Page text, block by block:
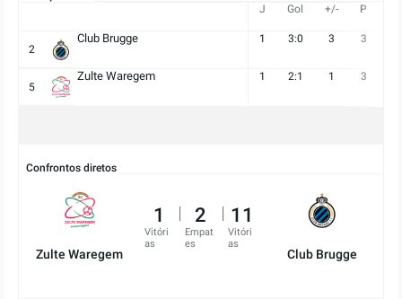
J
Gol +/- P
2
Club Brugge 1 3:0 3 3
5
Zulte Waregem 1 2:1 1 3
Confrontos diretos
Zulte Waregem
1
Vitóri
as
2
Empat
es
11
Vitóri
as
Club Brugge